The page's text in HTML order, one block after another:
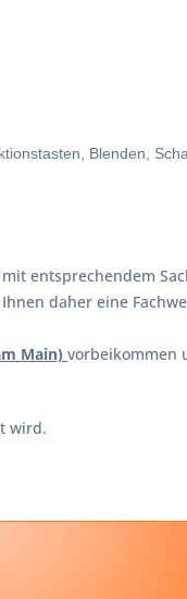
Blenden,
entsprechendem
daher eine
Main) vorbeikommen
wird.